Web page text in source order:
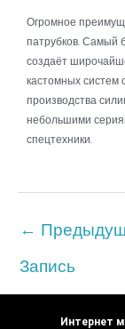
Огромное
патрубков. Самый
создаёт
кастомных систем
производства
небольшими
спецтехники.
←
Запись
Интернет